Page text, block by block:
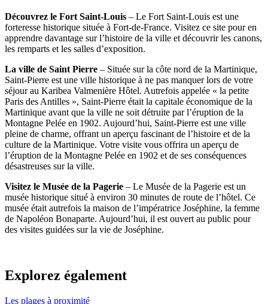
Découvrez le Fort Saint-Louis – Le Fort Saint-Louis est une
forteresse historique située à Fort-de-France. Visitez ce site pour en
apprendre davantage sur l’histoire de la ville et découvrir les canons,
les remparts et les salles d’exposition.
La ville de Saint Pierre – Située sur la côte nord de la Martinique,
Saint-Pierre est une ville historique à ne pas manquer lors de votre
séjour au Karibea Valmenière Hôtel. Autrefois appelée « la petite
Paris des Antilles », Saint-Pierre était la capitale économique de la
Martinique avant que la ville ne soit détruite par l’éruption de la
Montagne Pelée en 1902. Aujourd’hui, Saint-Pierre est une ville
pleine de charme, offrant un aperçu fascinant de l’histoire et de la
culture de la Martinique. Votre visite vous offrira un aperçu de
l’éruption de la Montagne Pelée en 1902 et de ses conséquences
désastreuses sur la ville.
Visitez le Musée de la Pagerie – Le Musée de la Pagerie est un
musée historique situé à environ 30 minutes de route de l’hôtel. Ce
musée était autrefois la maison de l’impératrice Joséphine, la femme
de Napoléon Bonaparte. Aujourd’hui, il est ouvert au public pour
des visites guidées sur la vie de Joséphine.
Explorez également
Les plages à proximité